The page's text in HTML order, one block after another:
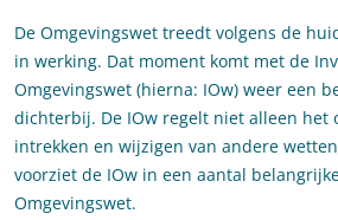
De Omgevingswet treedt volgens de
in werking. Dat moment komt met de
Omgevingswet (hierna: IOw) weer een
dichterbij. De IOw regelt niet alleen het
intrekken en wijzigen van andere
voorziet de IOw in een aantal
Omgevingswet.